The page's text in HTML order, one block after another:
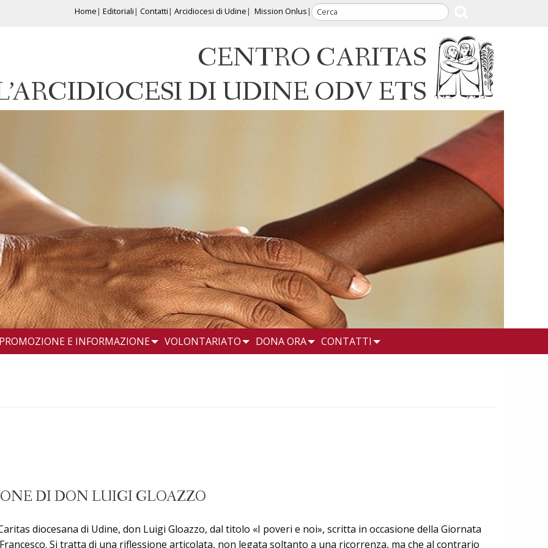
Home Editoriali Contatti Arcidiocesi di Udine Mission Onlus
CENTRO CARITAS
DI UDINE ODV ETS
PROMOZIONE E INFORMAZIONE VOLONTARIATO DONA ORA CONTATTI
DI DON LUIGI GLOAZZO
diocesana di Udine, don Luigi Gloazzo, dal titolo «I poveri e noi», scritta in occasione della Giornata
Si tratta di una riflessione articolata, non legata soltanto a una ricorrenza, ma che al contrario